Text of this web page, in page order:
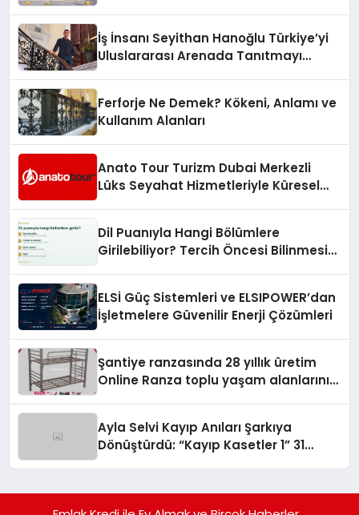
İş İnsanı Seyithan Hanoğlu Türkiye’yi
Uluslararası Arenada Tanıtmayı
Ferforje Ne Demek? Kökeni, Anlamı ve
Kullanım Alanları
Anato Tour Turizm Dubai Merkezli
Lüks Seyahat Hizmetleriyle Küresel
Dil Puanıyla Hangi Bölümlere
Girilebiliyor? Tercih Öncesi Bilinmesi
ELSİ Güç Sistemleri ve ELSIPOWER’dan
İşletmelere Güvenilir Enerji Çözümleri
Şantiye ranzasında 28 yıllık üretim
Online Ranza toplu yaşam alanlarını
Ayla Selvi Kayıp Anıları Şarkıya
Dönüştürdü: “Kayıp Kasetler 1” 31